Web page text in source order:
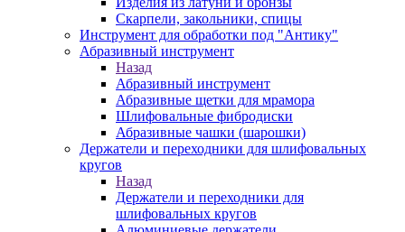
Скарпели, закольники, спицы
Инструмент для обработки под "Антику"
Абразивный инструмент
Назад
Абразивный инструмент
Абразивные щетки для мрамора
Шлифовальные фибродиски
Абразивные чашки (шарошки)
Держатели и переходники для шлифовальных
кругов
Назад
Держатели и переходники для
шлифовальных кругов